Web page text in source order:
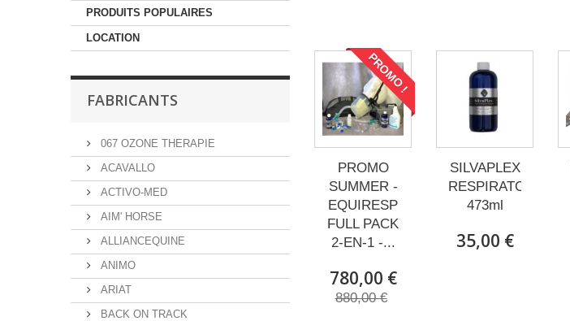
PRODUITS POPULAIRES
LOCATION
FABRICANTS
067 OZONE THERAPIE
ACAVALLO
ACTIVO-MED
AIM' HORSE
ALLIANCEQUINE
ANIMO
ARIAT
BACK ON TRACK
PROMO !
PROMO
SUMMER -
EQUIRESP
FULL PACK
2-EN-1 -...
780,00 €
880,00 €
SILVAPLEX
RESPIRATORY
473ml
35,00 €